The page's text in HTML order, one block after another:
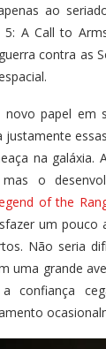
ao
5: A Call to
contra as
novo papel em
justamente
na
mas o
of the
um pouco
Não seria
uma grande
a confiança